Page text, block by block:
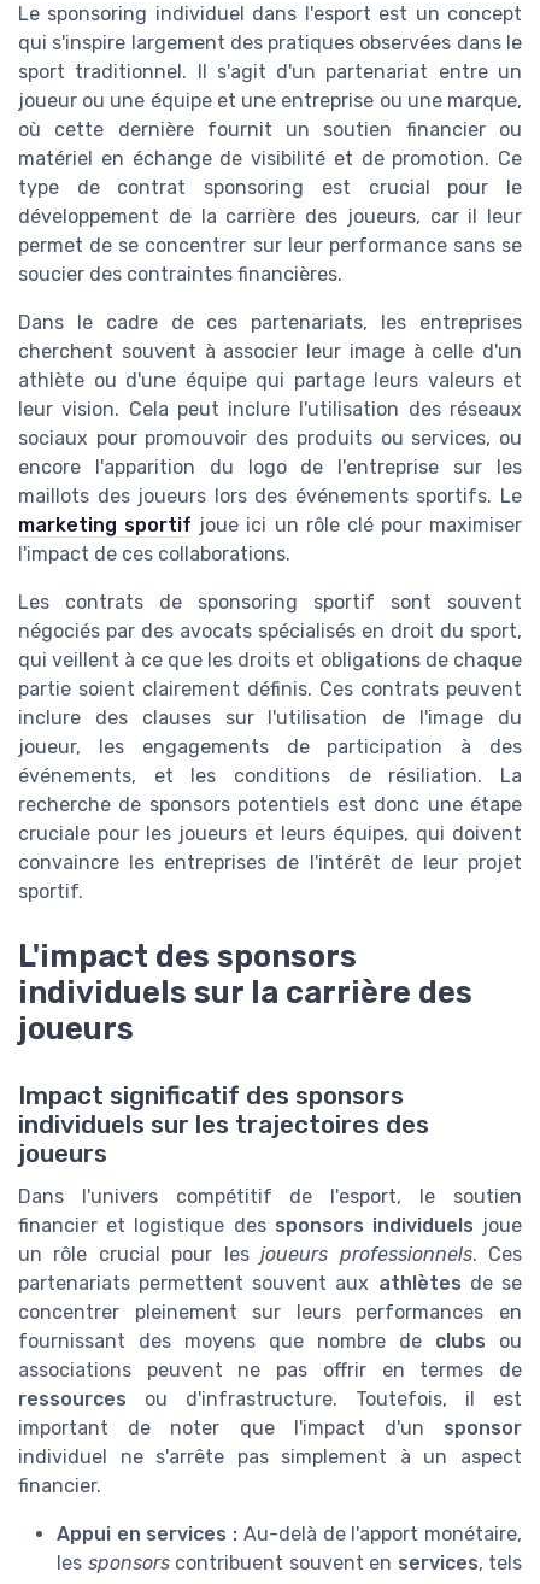
Le sponsoring individuel dans l'esport est un concept
qui s'inspire largement des pratiques observées dans le
sport traditionnel. Il s'agit d'un partenariat entre un
joueur ou une équipe et une entreprise ou une marque,
où cette dernière fournit un soutien financier ou
matériel en échange de visibilité et de promotion. Ce
type de contrat sponsoring est crucial pour le
développement de la carrière des joueurs, car il leur
permet de se concentrer sur leur performance sans se
soucier des contraintes financières.
Dans le cadre de ces partenariats, les entreprises
cherchent souvent à associer leur image à celle d'un
athlète ou d'une équipe qui partage leurs valeurs et
leur vision. Cela peut inclure l'utilisation des réseaux
sociaux pour promouvoir des produits ou services, ou
encore l'apparition du logo de l'entreprise sur les
maillots des joueurs lors des événements sportifs. Le
marketing sportif joue ici un rôle clé pour maximiser
l'impact de ces collaborations.
Les contrats de sponsoring sportif sont souvent
négociés par des avocats spécialisés en droit du sport,
qui veillent à ce que les droits et obligations de chaque
partie soient clairement définis. Ces contrats peuvent
inclure des clauses sur l'utilisation de l'image du
joueur, les engagements de participation à des
événements, et les conditions de résiliation. La
recherche de sponsors potentiels est donc une étape
cruciale pour les joueurs et leurs équipes, qui doivent
convaincre les entreprises de l'intérêt de leur projet
sportif.
L'impact des sponsors
individuels sur la carrière des
joueurs
Impact significatif des sponsors
individuels sur les trajectoires des
joueurs
Dans l'univers compétitif de l'esport, le soutien
financier et logistique des sponsors individuels joue
un rôle crucial pour lesjoueurs professionnels. Ces
partenariats permettent souvent aux athlètes de se
concentrer pleinement sur leurs performances en
fournissant des moyens que nombre de clubs ou
associations peuvent ne pas offrir en termes de
ressources ou d'infrastructure. Toutefois, il est
important de noter que l'impact d'un sponsor
individuel ne s'arrête pas simplement à un aspect
financier.
Appui en services : Au-delà de l'apport monétaire,
les sponsorscontribuent souvent en services, tels